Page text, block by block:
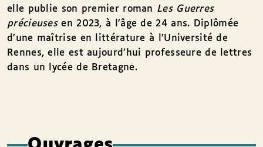
elle publie son premier roman Les Guerres
précieusesen 2023, à l'âge de 24 ans. Diplômée
d’une maîtrise en littérature à l’Université de
Rennes, elle est aujourd’hui professeure de lettres
dans un lycée de Bretagne.